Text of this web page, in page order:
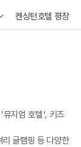
켄싱턴호텔 평창
뮤지엄 호텔', 키즈
글램핑 등 다양한